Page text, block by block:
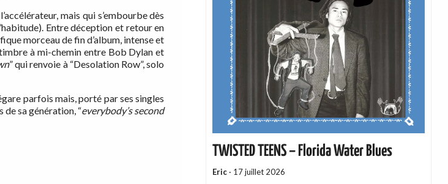
mais qui s’embourbe dès
Entre déception et retour en
morceau de fin d’album, intense et
à mi-chemin entre Bob Dylan et
” qui renvoie à “Desolation Row”, solo
parfois mais, porté par ses singles
sa génération, “everybody’s second
TWISTED TEENS – Florida Water Blues
Eric · 17 juillet 2026